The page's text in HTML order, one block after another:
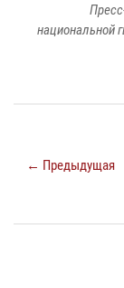
национальной
← Предыдущая